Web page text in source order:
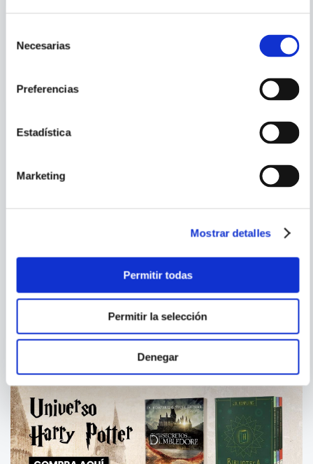
Necesarias
Preferencias
Estadística
Marketing
Mostrar detalles
Permitir todas
Permitir la selección
Denegar
LOS AUSTRIAS. EL DUEÑO
JAQUE AL PSICOANALISTA